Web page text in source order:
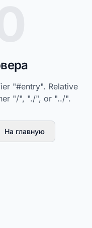
"#entry". Relative
"/", "./", or "../".
На главную